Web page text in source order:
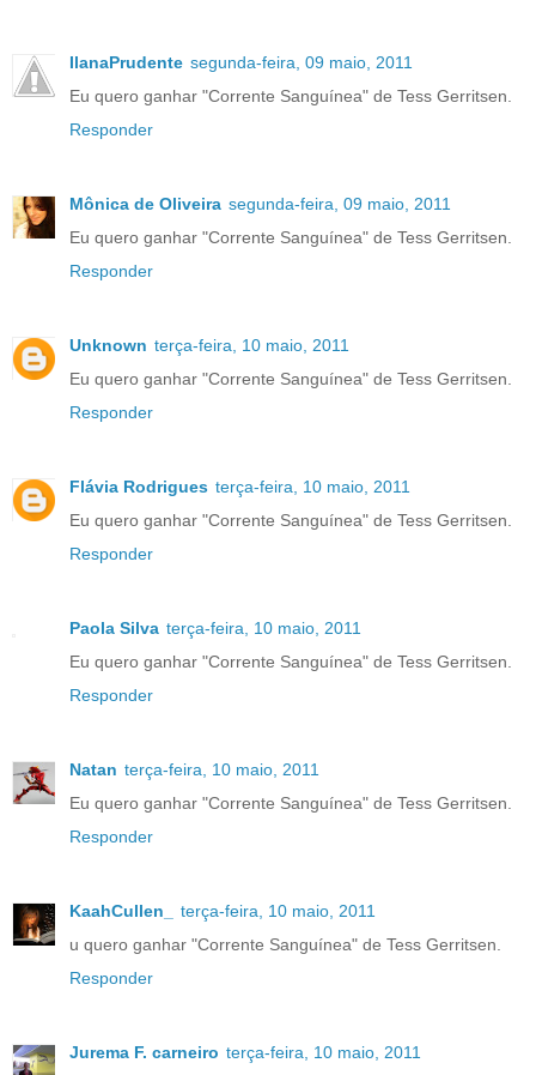
IlanaPrudente segunda-feira, 09 maio, 2011
Eu quero ganhar "Corrente Sanguínea" de Tess Gerritsen.
Responder
Mônica de Oliveira segunda-feira, 09 maio, 2011
Eu quero ganhar "Corrente Sanguínea" de Tess Gerritsen.
Responder
Unknown terça-feira, 10 maio, 2011
Eu quero ganhar "Corrente Sanguínea" de Tess Gerritsen.
Responder
Flávia Rodrigues terça-feira, 10 maio, 2011
Eu quero ganhar "Corrente Sanguínea" de Tess Gerritsen.
Responder
Paola Silva terça-feira, 10 maio, 2011
Eu quero ganhar "Corrente Sanguínea" de Tess Gerritsen.
Responder
Natan terça-feira, 10 maio, 2011
Eu quero ganhar "Corrente Sanguínea" de Tess Gerritsen.
Responder
KaahCullen_
terça-feira, 10 maio, 2011
u quero ganhar "Corrente Sanguínea" de Tess Gerritsen.
Responder
Jurema F. carneiro terça-feira, 10 maio, 2011